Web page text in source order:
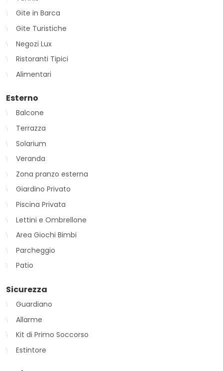
Gite in Barca
Gite Turistiche
Negozi Lux
Ristoranti Tipici
Alimentari
Esterno
Balcone
Terrazza
Solarium
Veranda
Zona pranzo esterna
Giardino Privato
Piscina Privata
Lettini e Ombrellone
Area Giochi Bimbi
Parcheggio
Patio
Sicurezza
Guardiano
Allarme
Kit di Primo Soccorso
Estintore